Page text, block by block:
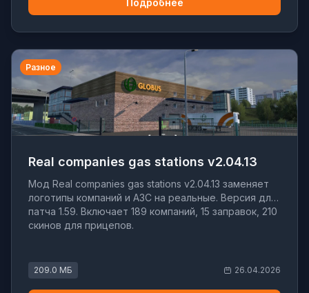
Подробнее
Разное
Real companies gas stations v2.04.13
Мод Real companies gas stations v2.04.13 заменяет
логотипы компаний и АЗС на реальные. Версия для
патча 1.59. Включает 189 компаний, 15 заправок, 210
скинов для прицепов.
209.0 МБ 26.04.2026